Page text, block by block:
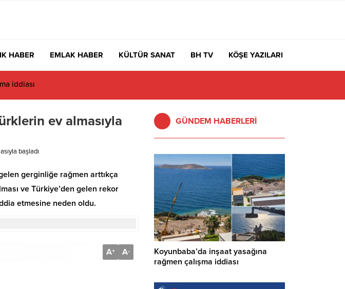
HABER EMLAK HABER KÜLTÜR SANAT BH TV KÖŞE YAZILARI
iddiası
ev almasıyla
başladı
gerginliğe rağmen arttıkça
ve Türkiye’den gelen rekor
etmesine neden oldu.
A+ A-
GÜNDEM HABERLERİ
Koyunbaba’da inşaat yasağına
rağmen çalışma iddiası